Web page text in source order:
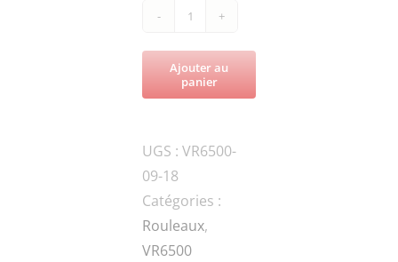
de
VR6500-
HSF.S-
8.8-
1-
SCREW
Ajouter au
panier
UGS : VR6500-
09-18
Catégories :
Rouleaux,
VR6500